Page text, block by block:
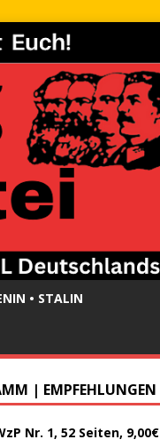
• STALIN
| EMPFEHLUNGEN
Nr. 1, 52 Seiten, 9,00€